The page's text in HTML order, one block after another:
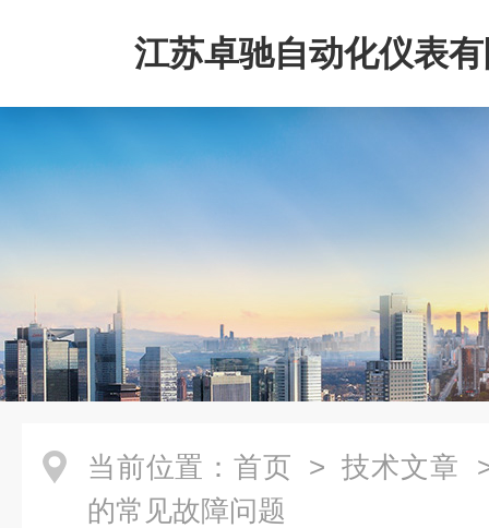
江苏卓驰自动化仪表
当前位置： 首页 > 技术文章
的常见故障问题